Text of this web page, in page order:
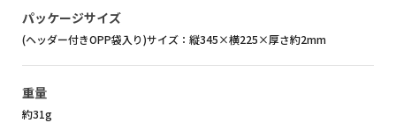
パッケージサイズ
(ヘッダー付きOPP袋入り)サイズ：縦345×横225×厚さ約2mm
重量
約31g